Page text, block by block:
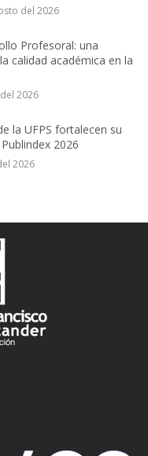
del 2026
Profesoral: una
calidad académica en la
2026
la UFPS fortalecen su
2026
2026